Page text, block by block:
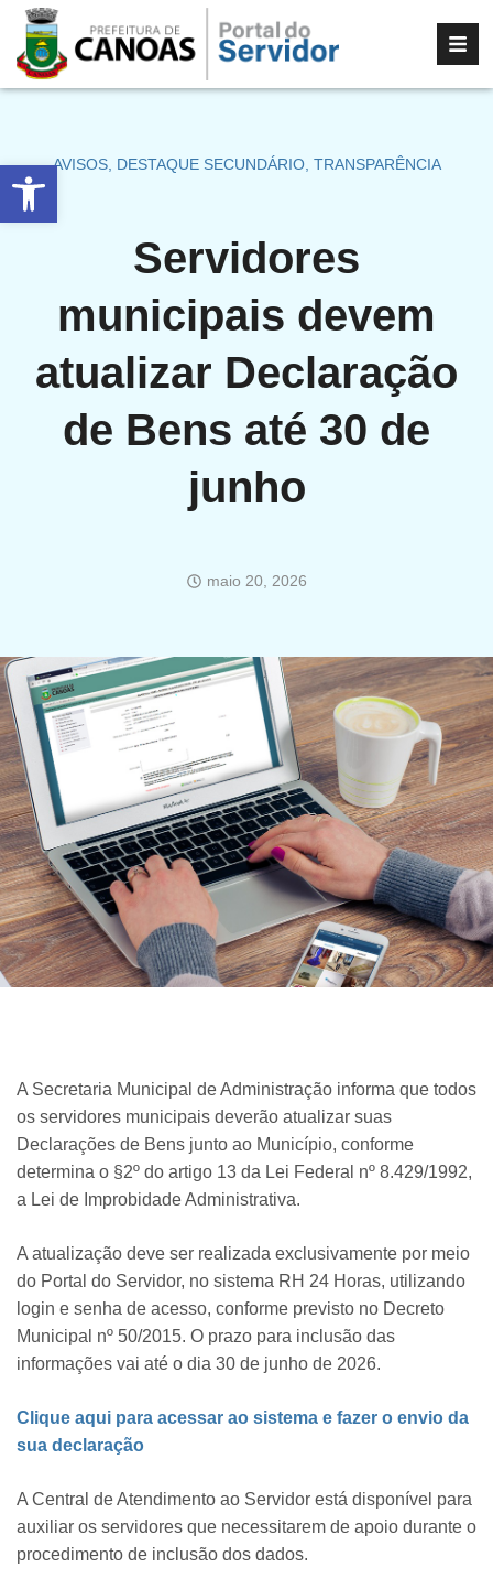
Abrir a barra de ferramentas
AVISOS, DESTAQUE SECUNDÁRIO, TRANSPARÊNCIA
Servidores
municipais devem
atualizar Declaração
de Bens até 30 de
junho
maio 20, 2026
A Secretaria Municipal de Administração informa que todos
os servidores municipais deverão atualizar suas
Declarações de Bens junto ao Município, conforme
determina o §2º do artigo 13 da Lei Federal nº 8.429/1992,
a Lei de Improbidade Administrativa.
A atualização deve ser realizada exclusivamente por meio
do Portal do Servidor, no sistema RH 24 Horas, utilizando
login e senha de acesso, conforme previsto no Decreto
Municipal nº 50/2015. O prazo para inclusão das
informações vai até o dia 30 de junho de 2026.
Clique aqui para acessar ao sistema e fazer o envio da
sua declaração
A Central de Atendimento ao Servidor está disponível para
auxiliar os servidores que necessitarem de apoio durante o
procedimento de inclusão dos dados.